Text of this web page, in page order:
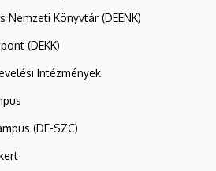
Nemzeti Könyvtár (DEENK)
(DEKK)
Intézmények
(DE-SZC)